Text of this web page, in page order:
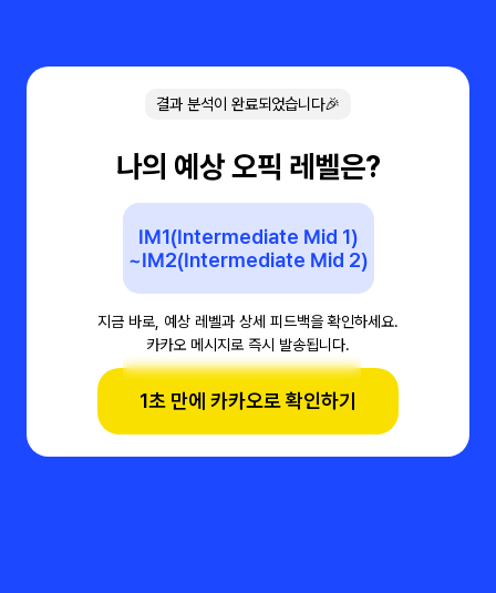
결과 분석이 완료되었습니다🎉
나의 예상 오픽 레벨은?
IM1(Intermediate Mid 1)
~IM2(Intermediate Mid 2)
지금 바로, 예상 레벨과 상세 피드백을 확인하세요.
카카오 메시지로 즉시 발송됩니다.
1초 만에 카카오로 확인하기